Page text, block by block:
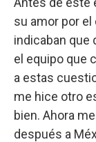
su amor por
indicaban que
el equipo que
a estas
me hice otro
bien. Ahora
después a